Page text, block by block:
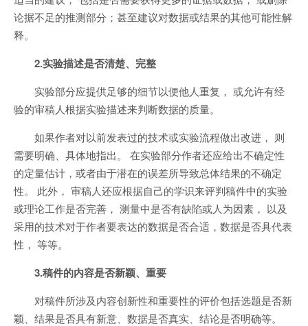
论据不足的推测部分；甚至建议对数据或结果的其他可能性解
释。
2.实验描述是否清楚、完整
实验部分应提供足够的细节以便他人重复， 或允许有经
验的审稿人根据实验描述来判断数据的质量。
如果作者对以前发表过的技术或实验流程做出改进， 则
需要明确、具体地指出。 在实验部分作者还应给出不确定性
的定量估计，或者由于潜在的误差所导致总体结果的不确定
性。 此外， 审稿人还应根据自己的学识来评判稿件中的实验
或理论工作是否完善， 测量中是否有缺陷或人为因素， 以及
采用的技术对于作者要表达的数据是否合适，数据是否具代表
性， 等等。
3.稿件的内容是否新颖、重要
对稿件所涉及内容创新性和重要性的评价包括选题是否新
颖、结果是否具有新意、数据是否真实、结论是否明确等。